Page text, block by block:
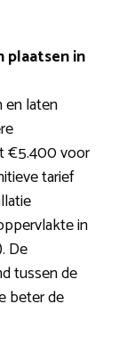
plaatsen in
en laten
€5.400 voor
tarief
in
De
tussen de
beter de